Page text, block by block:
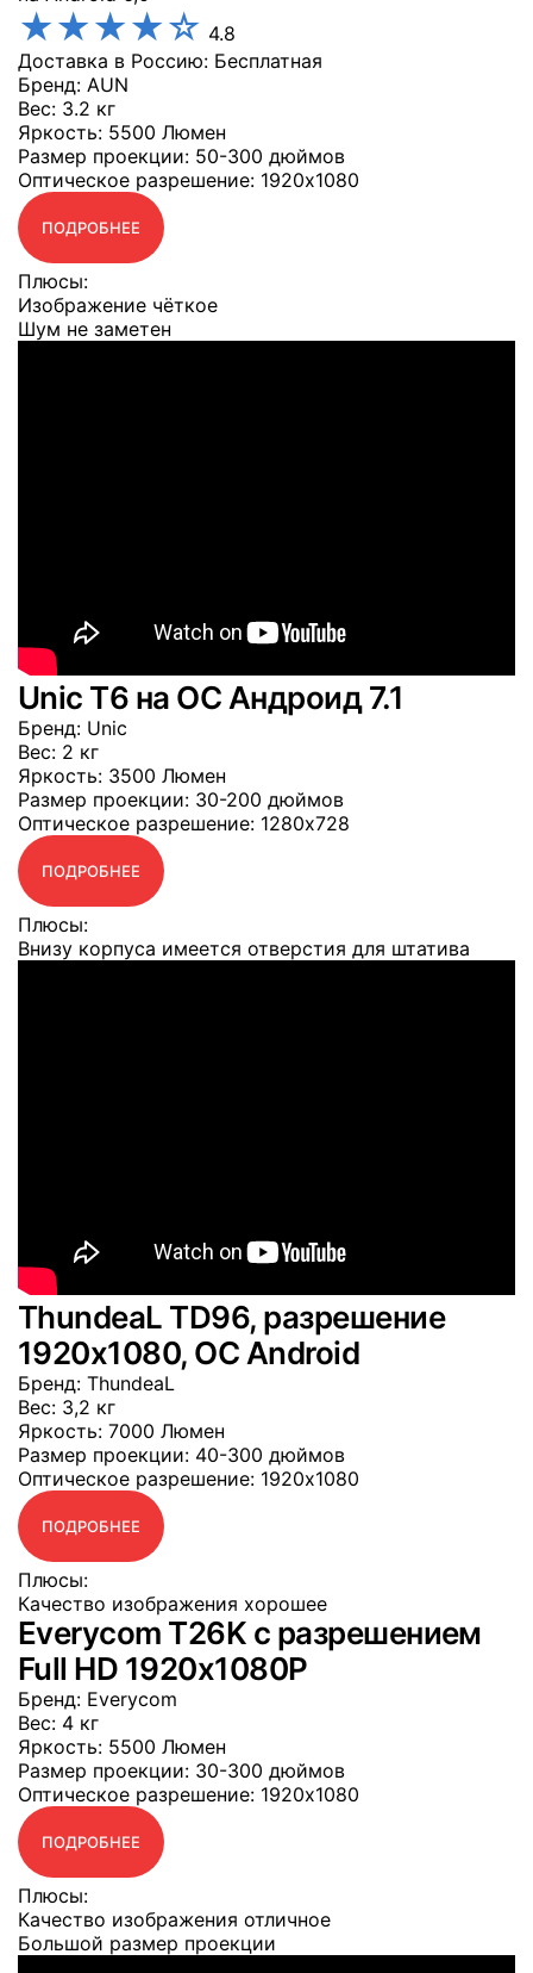
★★★★☆ 4.8
Доставка в Россию: Бесплатная
Бренд: AUN
Вес: 3.2 кг
Яркость: 5500 Люмен
Размер проекции: 50-300 дюймов
Оптическое разрешение: 1920x1080
ПОДРОБНЕЕ
Плюсы:
Изображение чёткое
Шум не заметен
Unic T6 на OC Андроид 7.1
Бренд: Unic
Вес: 2 кг
Яркость: 3500 Люмен
Размер проекции: 30-200 дюймов
Оптическое разрешение: 1280x728
ПОДРОБНЕЕ
Плюсы:
Внизу корпуса имеется отверстия для штатива
ThundeaL TD96, разрешение
1920x1080, OC Android
Бренд: ThundeaL
Вес: 3,2 кг
Яркость: 7000 Люмен
Размер проекции: 40-300 дюймов
Оптическое разрешение: 1920x1080
ПОДРОБНЕЕ
Плюсы:
Качество изображения хорошее
Everycom T26K с разрешением
Full HD 1920x1080P
Бренд: Everycom
Вес: 4 кг
Яркость: 5500 Люмен
Размер проекции: 30-300 дюймов
Оптическое разрешение: 1920x1080
ПОДРОБНЕЕ
Плюсы:
Качество изображения отличное
Большой размер проекции